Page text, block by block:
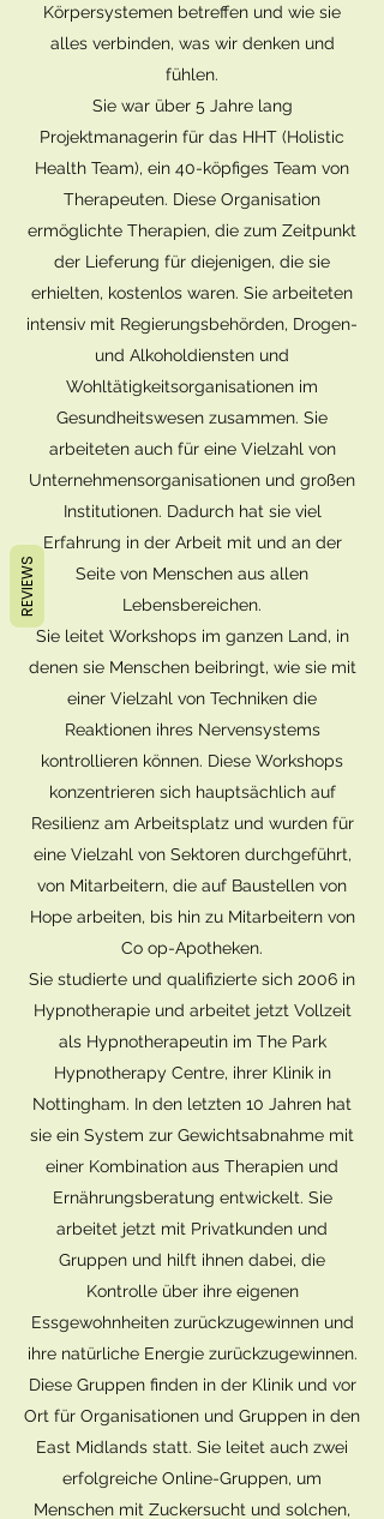
Körpersystemen betreffen und wie sie
alles verbinden, was wir denken und
fühlen.
Sie war über 5 Jahre lang
Projektmanagerin für das HHT (Holistic
Health Team), ein 40-köpfiges Team von
Therapeuten. Diese Organisation
ermöglichte Therapien, die zum Zeitpunkt
der Lieferung für diejenigen, die sie
erhielten, kostenlos waren. Sie arbeiteten
intensiv mit Regierungsbehörden, Drogen-
und Alkoholdiensten und
Wohltätigkeitsorganisationen im
Gesundheitswesen zusammen. Sie
arbeiteten auch für eine Vielzahl von
Unternehmensorganisationen und großen
Institutionen. Dadurch hat sie viel
Erfahrung in der Arbeit mit und an der
Seite von Menschen aus allen
Lebensbereichen.
Sie leitet Workshops im ganzen Land, in
denen sie Menschen beibringt, wie sie mit
einer Vielzahl von Techniken die
Reaktionen ihres Nervensystems
kontrollieren können. Diese Workshops
konzentrieren sich hauptsächlich auf
Resilienz am Arbeitsplatz und wurden für
eine Vielzahl von Sektoren durchgeführt,
von Mitarbeitern, die auf Baustellen von
Hope arbeiten, bis hin zu Mitarbeitern von
Co op-Apotheken.
Sie studierte und qualifizierte sich 2006 in
Hypnotherapie und arbeitet jetzt Vollzeit
als Hypnotherapeutin im The Park
Hypnotherapy Centre, ihrer Klinik in
Nottingham. In den letzten 10 Jahren hat
sie ein System zur Gewichtsabnahme mit
einer Kombination aus Therapien und
Ernährungsberatung entwickelt. Sie
arbeitet jetzt mit Privatkunden und
Gruppen und hilft ihnen dabei, die
Kontrolle über ihre eigenen
Essgewohnheiten zurückzugewinnen und
ihre natürliche Energie zurückzugewinnen.
Diese Gruppen finden in der Klinik und vor
Ort für Organisationen und Gruppen in den
East Midlands statt. Sie leitet auch zwei
erfolgreiche Online-Gruppen, um
Menschen mit Zuckersucht und solchen,
REVIEWS